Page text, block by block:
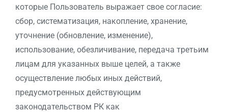
которые Пользователь выражает свое согласие:
сбор, систематизация, накопление, хранение,
уточнение (обновление, изменение),
использование, обезличивание, передача третьим
лицам для указанных выше целей, а также
осуществление любых иных действий,
предусмотренных действующим
законодательством РК как